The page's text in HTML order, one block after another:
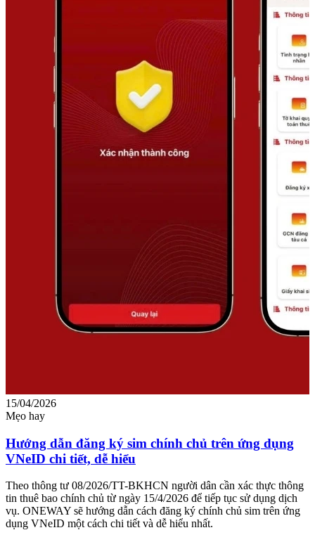
15/04/2026
Mẹo hay
Hướng dẫn đăng ký sim chính chủ trên ứng dụng
VNeID chi tiết, dễ hiểu
Theo thông tư 08/2026/TT-BKHCN người dân cần xác thực thông
tin thuê bao chính chủ từ ngày 15/4/2026 để tiếp tục sử dụng dịch
vụ. ONEWAY sẽ hướng dẫn cách đăng ký chính chủ sim trên ứng
dụng VNeID một cách chi tiết và dễ hiểu nhất.